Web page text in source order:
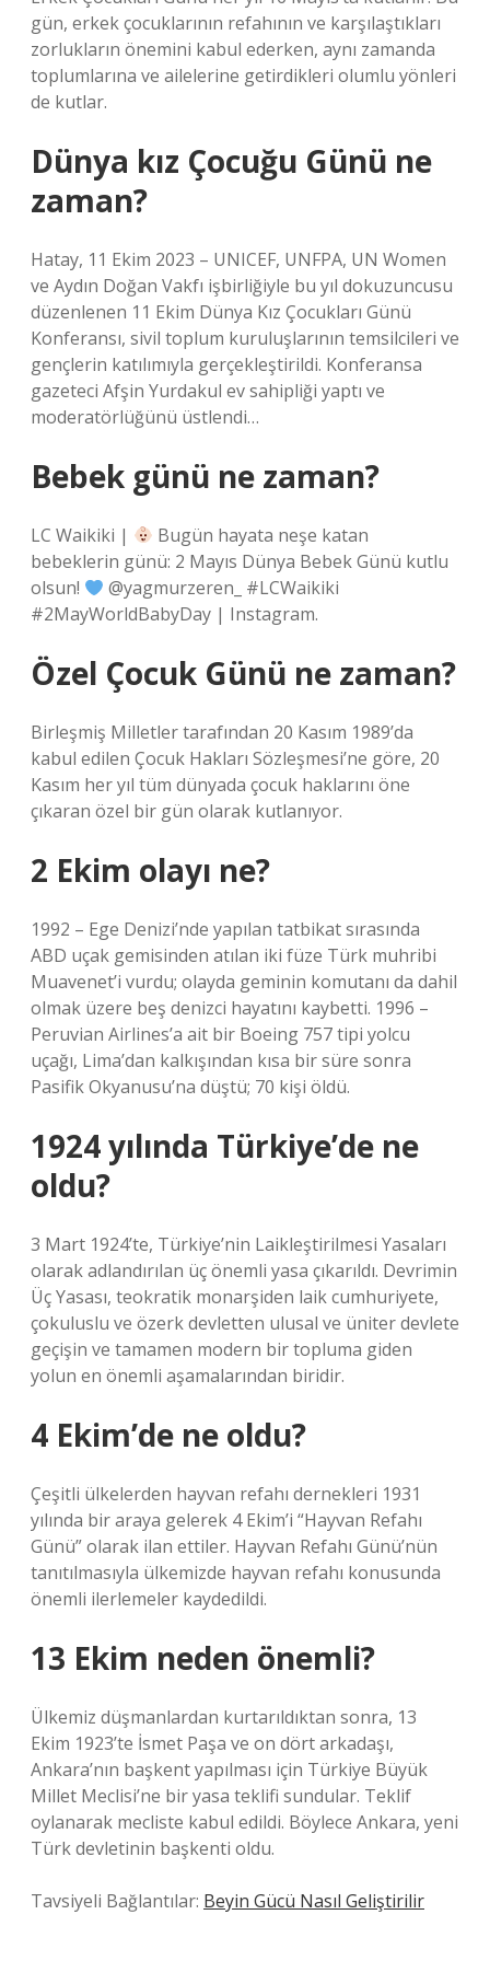
gün, erkek çocuklarının refahının ve karşılaştıkları
zorlukların önemini kabul ederken, aynı zamanda
toplumlarına ve ailelerine getirdikleri olumlu yönleri
de kutlar.
Dünya kız Çocuğu Günü ne
zaman?
Hatay, 11 Ekim 2023 – UNICEF, UNFPA, UN Women
ve Aydın Doğan Vakfı işbirliğiyle bu yıl dokuzuncusu
düzenlenen 11 Ekim Dünya Kız Çocukları Günü
Konferansı, sivil toplum kuruluşlarının temsilcileri ve
gençlerin katılımıyla gerçekleştirildi. Konferansa
gazeteci Afşin Yurdakul ev sahipliği yaptı ve
moderatörlüğünü üstlendi…
Bebek günü ne zaman?
LC Waikiki |
Bugün hayata neşe katan
bebeklerin günü: 2 Mayıs Dünya Bebek Günü kutlu
olsun!
@yagmurzeren_ #LCWaikiki
#2MayWorldBabyDay | Instagram.
Özel Çocuk Günü ne zaman?
Birleşmiş Milletler tarafından 20 Kasım 1989’da
kabul edilen Çocuk Hakları Sözleşmesi’ne göre, 20
Kasım her yıl tüm dünyada çocuk haklarını öne
çıkaran özel bir gün olarak kutlanıyor.
2 Ekim olayı ne?
1992 – Ege Denizi’nde yapılan tatbikat sırasında
ABD uçak gemisinden atılan iki füze Türk muhribi
Muavenet’i vurdu; olayda geminin komutanı da dahil
olmak üzere beş denizci hayatını kaybetti. 1996 –
Peruvian Airlines’a ait bir Boeing 757 tipi yolcu
uçağı, Lima’dan kalkışından kısa bir süre sonra
Pasifik Okyanusu’na düştü; 70 kişi öldü.
1924 yılında Türkiye’de ne
oldu?
3 Mart 1924’te, Türkiye’nin Laikleştirilmesi Yasaları
olarak adlandırılan üç önemli yasa çıkarıldı. Devrimin
Üç Yasası, teokratik monarşiden laik cumhuriyete,
çokuluslu ve özerk devletten ulusal ve üniter devlete
geçişin ve tamamen modern bir topluma giden
yolun en önemli aşamalarından biridir.
4 Ekim’de ne oldu?
Çeşitli ülkelerden hayvan refahı dernekleri 1931
yılında bir araya gelerek 4 Ekim’i “Hayvan Refahı
Günü” olarak ilan ettiler. Hayvan Refahı Günü’nün
tanıtılmasıyla ülkemizde hayvan refahı konusunda
önemli ilerlemeler kaydedildi.
13 Ekim neden önemli?
Ülkemiz düşmanlardan kurtarıldıktan sonra, 13
Ekim 1923’te İsmet Paşa ve on dört arkadaşı,
Ankara’nın başkent yapılması için Türkiye Büyük
Millet Meclisi’ne bir yasa teklifi sundular. Teklif
oylanarak mecliste kabul edildi. Böylece Ankara, yeni
Türk devletinin başkenti oldu.
Tavsiyeli Bağlantılar: Beyin Gücü Nasıl Geliştirilir